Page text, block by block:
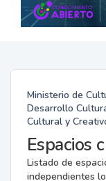
Ministerio de
Desarrollo
Cultural y
Espacios
Listado de
independientes